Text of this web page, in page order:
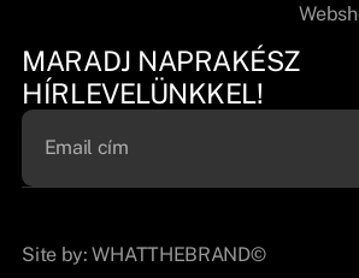
MARADJ NAPRAKÉSZ
HÍRLEVELÜNKKEL!
Site by:WHATTHEBRAND©